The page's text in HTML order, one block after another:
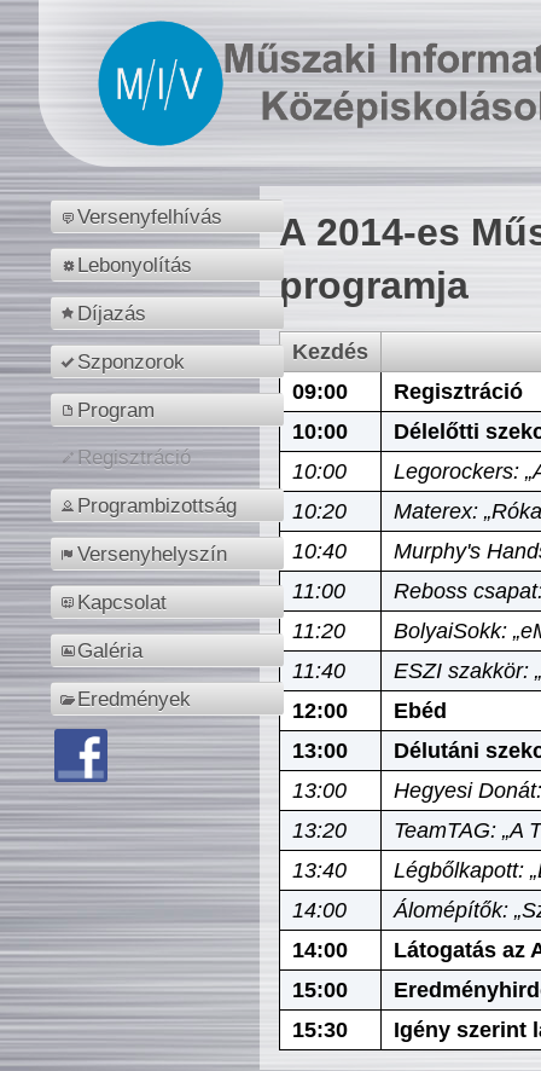
Versenyfelhívás
Lebonyolítás
Díjazás
Szponzorok
Program
Regisztráció
Programbizottság
Versenyhelyszín
Kapcsolat
Galéria
Eredmények
A 2014-es
programja
Kezdés
09:00
Regisztráció
10:00
Délelőtti
10:00
Legorockers:
10:20
Materex:
10:40
Murphy's
11:00
Reboss
11:20
BolyaiSokk:
11:40
ESZI szakkör:
12:00
Ebéd
13:00
Délutáni
13:00
Hegyesi
13:20
TeamTAG: „A
13:40
Légbőlkapott:
14:00
Álomépítők:
14:00
Látogatás az
15:00
15:30
Igény szerint